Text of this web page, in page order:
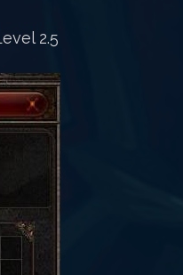
2.5